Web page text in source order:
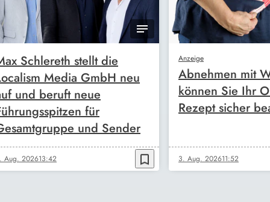
Schlereth stellt die
Media GmbH neu
und beruft neue
für
und Sender
Aug. 202613:42 bookmark_border
Anzeige
Abnehmen mit
können Sie Ihr
Rezept sicher
3. Aug. 202611:52